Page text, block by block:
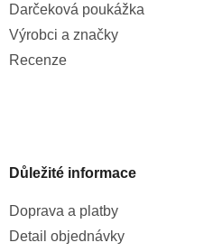
Darčeková poukážka
Výrobci a značky
Recenze
Důležité informace
Doprava a platby
Detail objednávky